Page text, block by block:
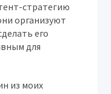
стратегию
организуют
его
для
из моих